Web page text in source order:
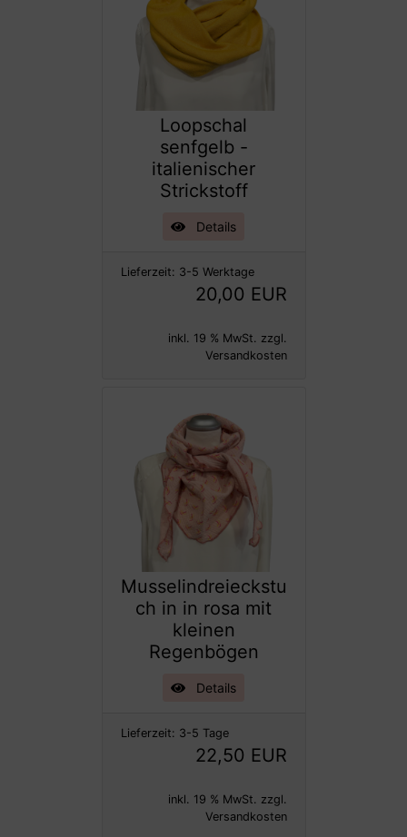
Loopschal
senfgelb -
italienischer
Strickstoff
Details
Lieferzeit: 3-5 Werktage
20,00 EUR
inkl. 19 % MwSt. zzgl.
Versandkosten
Musselindreieckstu
ch in in rosa mit
kleinen
Regenbögen
Details
Lieferzeit: 3-5 Tage
22,50 EUR
inkl. 19 % MwSt. zzgl.
Versandkosten